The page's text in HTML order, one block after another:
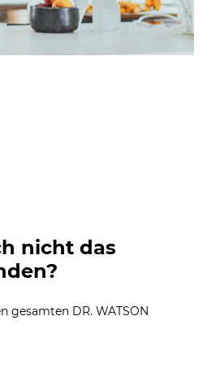
nicht das
gesamten DR. WATSON